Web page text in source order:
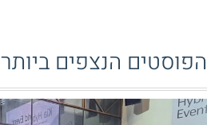
הפוסטים הנצפים ביותר